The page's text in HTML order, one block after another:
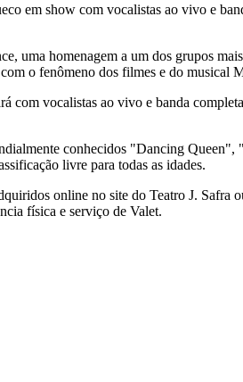
em show com vocalistas ao vivo e
uma homenagem a um dos grupos
o fenômeno dos filmes e do musical
vocalistas ao vivo e banda
conhecidos "Dancing
livre para todas as idades.
online no site do Teatro J. Safra
física e serviço de Valet.